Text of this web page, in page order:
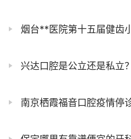
烟台**医院第十五届健齿
兴达口腔是公立还是私立？
南京栖霞福音口腔疫情停